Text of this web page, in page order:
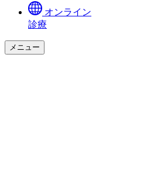
オンライン
診療
メニュー